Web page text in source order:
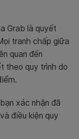
Grab là quyết
tranh chấp giữa
quan đến
theo quy trình do
xác nhận đã
điều kiện quy